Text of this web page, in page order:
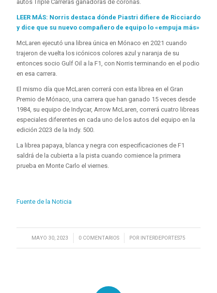
autos Triple Carreras ganadoras de coronas.
LEER MÁS: Norris destaca dónde Piastri difiere de Ricciardo
y dice que su nuevo compañero de equipo lo «empuja más»
McLaren ejecutó una librea única en Mónaco en 2021 cuando
trajeron de vuelta los icónicos colores azul y naranja de su
entonces socio Gulf Oil a la F1, con Norris terminando en el podio
en esa carrera.
El mismo día que McLaren correrá con esta librea en el Gran
Premio de Mónaco, una carrera que han ganado 15 veces desde
1984, su equipo de Indycar, Arrow McLaren, correrá cuatro libreas
especiales diferentes en cada uno de los autos del equipo en la
edición 2023 de la Indy. 500.
La librea papaya, blanca y negra con especificaciones de F1
saldrá de la cubierta a la pista cuando comience la primera
prueba en Monte Carlo el viernes.
Fuente de la Noticia
MAYO 30, 2023
/ 0 COMENTARIOS
/ POR INTERDEPORTES75